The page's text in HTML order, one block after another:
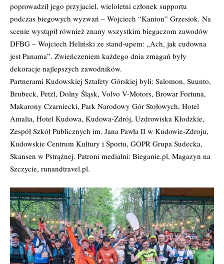
poprowadził jego przyjaciel, wieloletni członek supportu
podczas biegowych wyzwań – Wojciech “Kanion” Grzesiok. Na
scenie wystąpił również znany wszystkim biegaczom zawodów
DFBG – Wojciech Heliński ze stand-upem: „Ach, jak cudowna
jest Panama”. Zwieńczeniem każdego dnia zmagań były
dekoracje najlepszych zawodników.
Partnerami Kudowskiej Sztafety Górskiej byli: Salomon, Suunto,
Brubeck, Petzl, Dolny Śląsk, Volvo V-Motors, Browar Fortuna,
Makarony Czarniecki, Park Narodowy Gór Stołowych, Hotel
Amalia, Hotel Kudowa, Kudowa-Zdrój, Uzdrowiska Kłodzkie,
Zespół Szkół Publicznych im. Jana Pawła II w Kudowie-Zdroju,
Kudowskie Centrum Kultury i Sportu, GOPR Grupa Sudecka,
Skansen w Pstrążnej. Patroni medialni: Bieganie.pl, Magazyn na
Szczycie, runandtravel.pl.